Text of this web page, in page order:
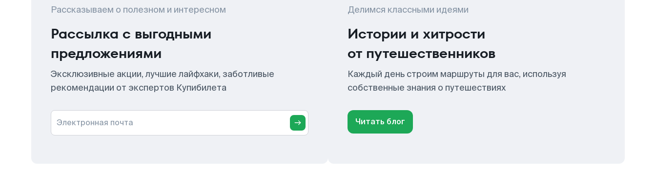
Рассказываем о полезном и интересном
Рассылка с выгодными
предложениями
Эксклюзивные акции, лучшие лайфхаки, заботливые
рекомендации от экспертов Купибилета
Электронная почта
Делимся классными идеями
Истории и хитрости
от путешественников
Каждый день строим маршруты для вас, используя
собственные знания о путешествиях
Читать блог